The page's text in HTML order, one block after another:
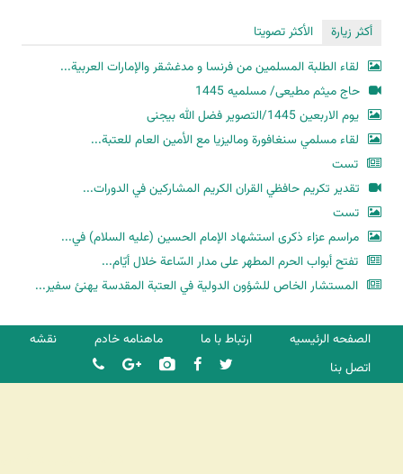
أكثر زيارة
الأكثر تصويتا
لقاء الطلبة المسلمين من فرنسا و مدغشقر والإمارات العربية...
حاج میثم مطیعی/ مسلمیه 1445
یوم الاربعین 1445/التصویر فضل الله بیجنی
لقاء مسلمي سنغافورة وماليزيا مع الأمين العام للعتبة...
تست
تقدير تكريم حافظي القران الكريم المشاركين في الدورات...
تست
مراسم عزاء ذكرى استشهاد الإمام الحسين (عليه السلام) في...
تفتح أبواب الحرم المطهر على مدار السّاعة خلال أيّام...
المستشار الخاص للشؤون الدولية في العتبة المقدسة يهنئ سفير...
الصفحه الرئیسیه ارتباط با ما ماهنامه خادم
نقشه
اتصل بنا